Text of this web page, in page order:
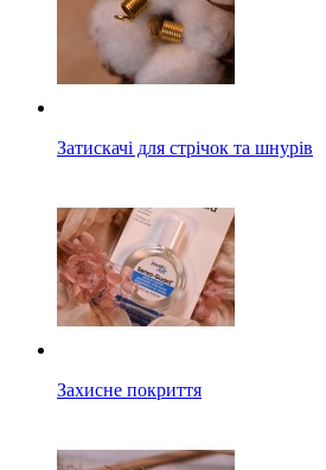
Затискачі для стрічок та шнурів
Захисне покриття